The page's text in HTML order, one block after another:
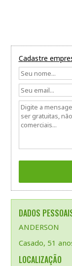
Cadastre
DADOS
ANDERSON
Casado, 51
LOCALIZAÇÃO